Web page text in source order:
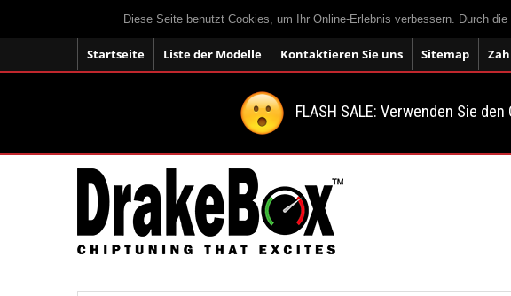
Diese Seite benutzt Cookies, um Ihr Online-Erlebnis verbessern. Durch
Startseite Liste der Modelle Kontaktieren Sie uns Sitemap
FLASH SALE: Verwenden Sie den